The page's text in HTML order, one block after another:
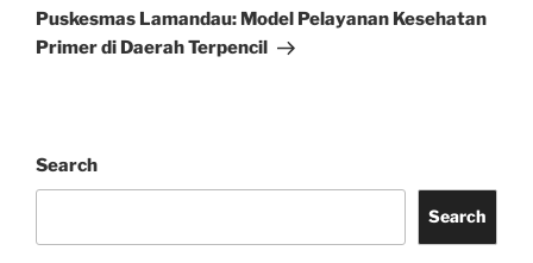
Post
Puskesmas Lamandau: Model Pelayanan Kesehatan
Primer di Daerah Terpencil
Search
Search